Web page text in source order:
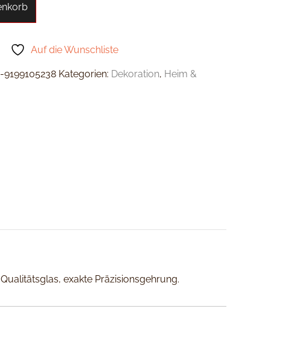
Auf die Wunschliste
9199105238 Kategorien: Dekoration, Heim &
exakte Präzisionsgehrung.